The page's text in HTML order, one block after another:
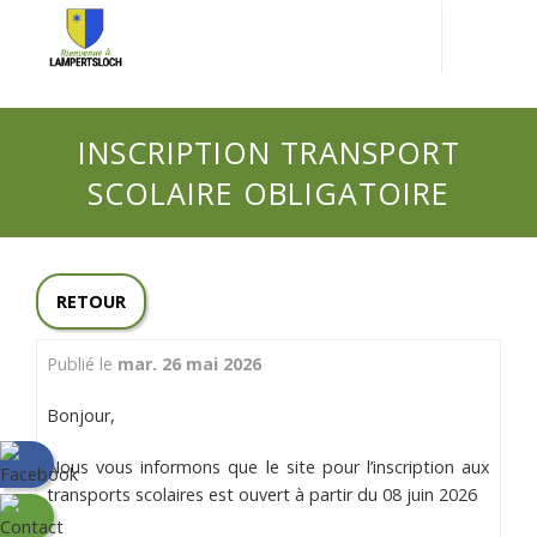
INSCRIPTION TRANSPORT
SCOLAIRE OBLIGATOIRE
RETOUR
mar. 26 mai 2026
Bonjour,
Nous vous informons que le site pour l’inscription aux
transports scolaires est ouvert à partir du 08 juin 2026